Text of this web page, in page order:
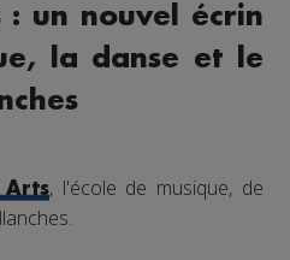
: un nouvel écrin
la danse et le
Arts, l'école de musique, de